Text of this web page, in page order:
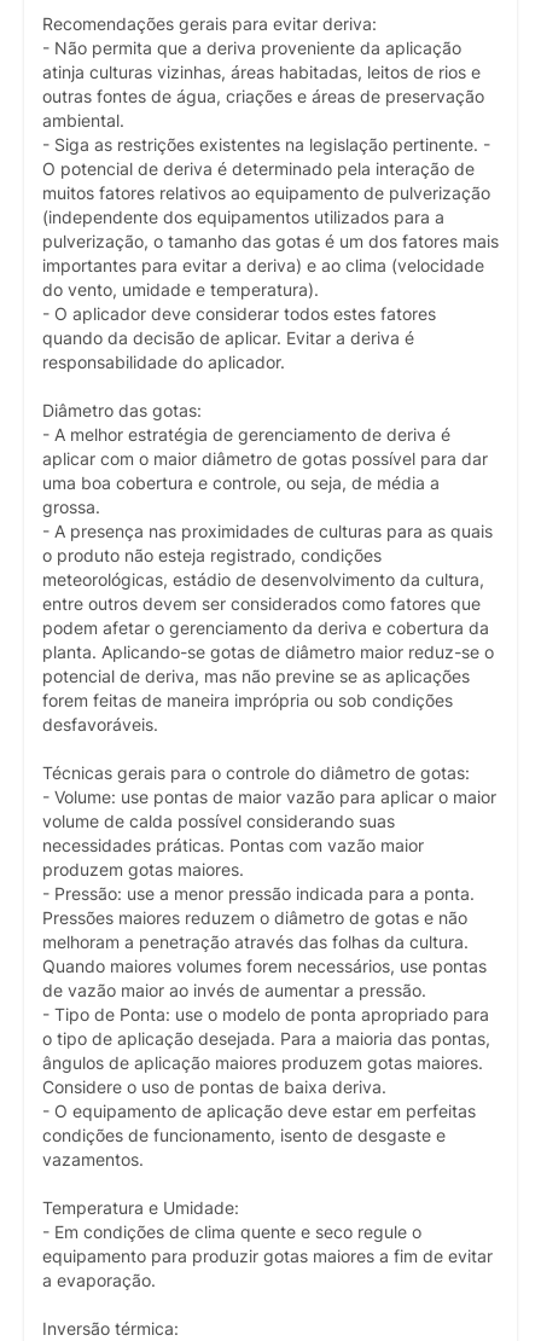
Recomendações gerais para evitar deriva:
- Não permita que a deriva proveniente da aplicação
atinja culturas vizinhas, áreas habitadas, leitos de rios e
outras fontes de água, criações e áreas de preservação
ambiental.
- Siga as restrições existentes na legislação pertinente. -
O potencial de deriva é determinado pela interação de
muitos fatores relativos ao equipamento de pulverização
(independente dos equipamentos utilizados para a
pulverização, o tamanho das gotas é um dos fatores mais
importantes para evitar a deriva) e ao clima (velocidade
do vento, umidade e temperatura).
- O aplicador deve considerar todos estes fatores
quando da decisão de aplicar. Evitar a deriva é
responsabilidade do aplicador.
Diâmetro das gotas:
- A melhor estratégia de gerenciamento de deriva é
aplicar com o maior diâmetro de gotas possível para dar
uma boa cobertura e controle, ou seja, de média a
grossa.
- A presença nas proximidades de culturas para as quais
o produto não esteja registrado, condições
meteorológicas, estádio de desenvolvimento da cultura,
entre outros devem ser considerados como fatores que
podem afetar o gerenciamento da deriva e cobertura da
planta. Aplicando-se gotas de diâmetro maior reduz-se o
potencial de deriva, mas não previne se as aplicações
forem feitas de maneira imprópria ou sob condições
desfavoráveis.
Técnicas gerais para o controle do diâmetro de gotas:
- Volume: use pontas de maior vazão para aplicar o maior
volume de calda possível considerando suas
necessidades práticas. Pontas com vazão maior
produzem gotas maiores.
- Pressão: use a menor pressão indicada para a ponta.
Pressões maiores reduzem o diâmetro de gotas e não
melhoram a penetração através das folhas da cultura.
Quando maiores volumes forem necessários, use pontas
de vazão maior ao invés de aumentar a pressão.
- Tipo de Ponta: use o modelo de ponta apropriado para
o tipo de aplicação desejada. Para a maioria das pontas,
ângulos de aplicação maiores produzem gotas maiores.
Considere o uso de pontas de baixa deriva.
- O equipamento de aplicação deve estar em perfeitas
condições de funcionamento, isento de desgaste e
vazamentos.
Temperatura e Umidade:
- Em condições de clima quente e seco regule o
equipamento para produzir gotas maiores a fim de evitar
a evaporação.
Inversão térmica: